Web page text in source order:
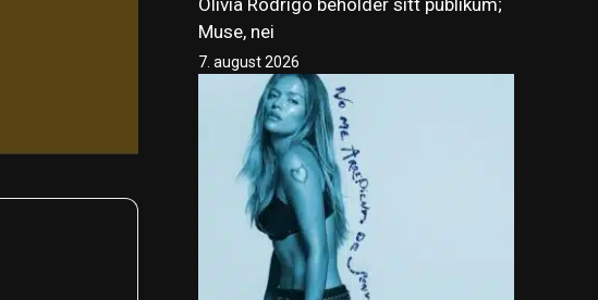
Olivia Rodrigo beholder sitt publikum;
Muse, nei
7. august 2026